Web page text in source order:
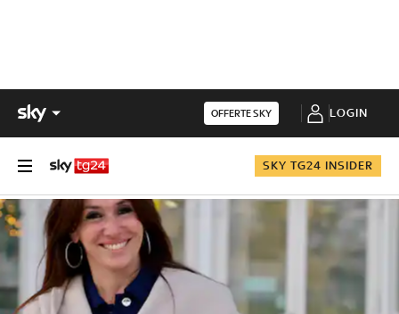
OFFERTE SKY LOGIN
SKY TG24 INSIDER